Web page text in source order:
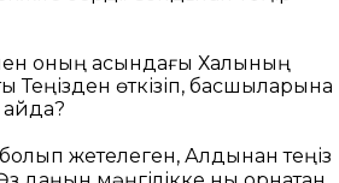
оның қасындағы Халқының
Теңізден өткізіп, басшыларына
жетелеген, Алдынан теңіз